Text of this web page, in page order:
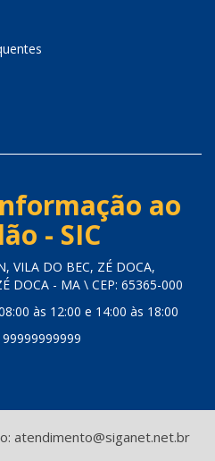
ao
- SIC
VILA DO BEC, ZÉ DOCA,
DOCA - MA \ CEP: 65365-000
às 12:00 e 14:00 às 18:00
atendimento@siganet.net.br